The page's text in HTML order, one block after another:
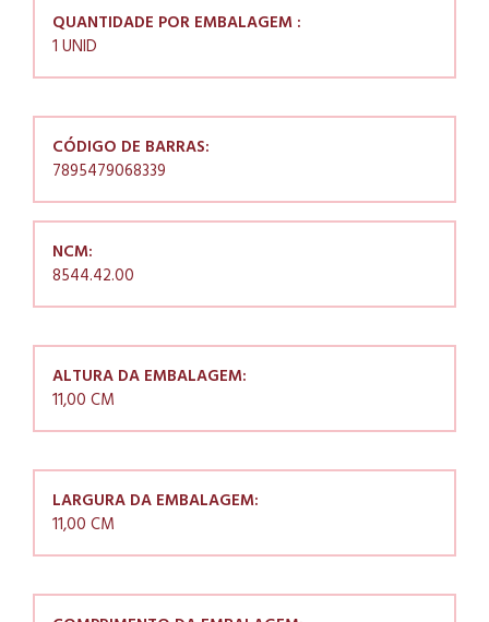
QUANTIDADE POR EMBALAGEM :
1 UNID
CÓDIGO DE BARRAS:
7895479068339
NCM:
8544.42.00
ALTURA DA EMBALAGEM:
11,00 CM
LARGURA DA EMBALAGEM:
11,00 CM